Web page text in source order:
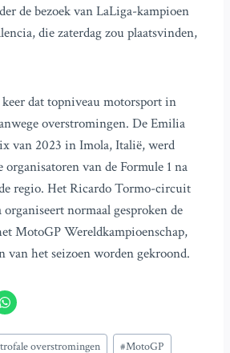
de bezoek van LaLiga-kampioen
die zaterdag zou plaatsvinden,
dat topniveau motorsport in
overstromingen. De Emilia
van 2023 in Imola, Italië, werd
organisatoren van de Formule 1 na
regio. Het Ricardo Tormo-circuit
normaal gesproken de
MotoGP Wereldkampioenschap,
van het seizoen worden gekroond.
overstromingen #MotoGP